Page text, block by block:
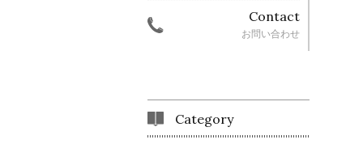
Contact
お問い合わせ
Category